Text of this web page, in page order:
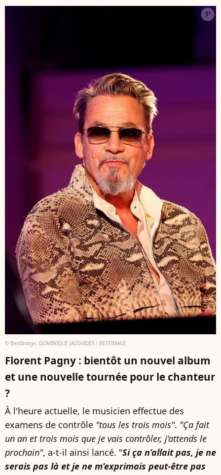
© BestImage, DOMINIQUE JACOVIDES / BESTIMAGE
Florent Pagny : bientôt un nouvel album
et une nouvelle tournée pour le chanteur
?
À l'heure actuelle, le musicien effectue des
examens de contrôle "tous les trois mois". "Ça fait
un an et trois mois que je vais contrôler, j’attends le
prochain", a-t-il ainsi lancé. "Si ça n’allait pas, je ne
serais pas là et je ne m’exprimais peut-être pas